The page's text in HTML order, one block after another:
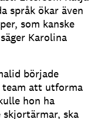
språk ökar även
som kanske
Karolina
började
team att utforma
hon ha
skjortärmar, ska